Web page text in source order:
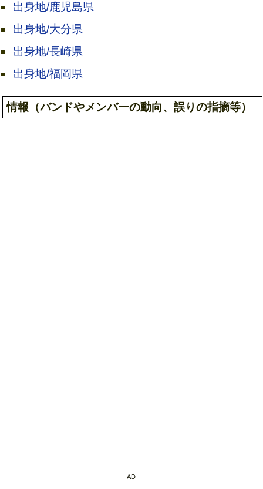
出身地/鹿児島県
出身地/大分県
出身地/長崎県
出身地/福岡県
情報（バンドやメンバーの動向、誤りの指摘等）
- AD -